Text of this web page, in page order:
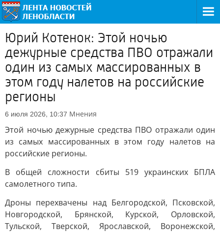
Юрий Котенок: Этой ночью
дежурные средства ПВО отражали
один из самых массированных в
этом году налетов на российские
регионы
6 июля 2026, 10:37 Мнения
Этой ночью дежурные средства ПВО отражали один
из самых массированных в этом году налетов на
российские регионы.
В общей сложности сбиты 519 украинских БПЛА
самолетного типа.
Дроны перехвачены над Белгородской, Псковской,
Новгородской, Брянской, Курской, Орловской,
Тульской, Тверской, Ярославской, Воронежской,